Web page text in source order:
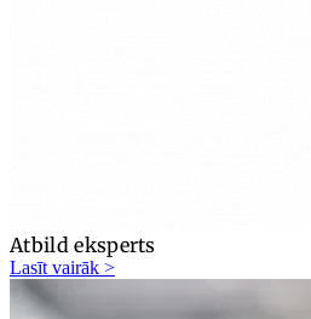
Atbild eksperts
Lasīt vairāk >